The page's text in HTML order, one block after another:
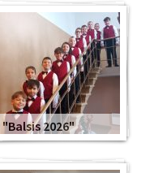
"Balsis 2026"